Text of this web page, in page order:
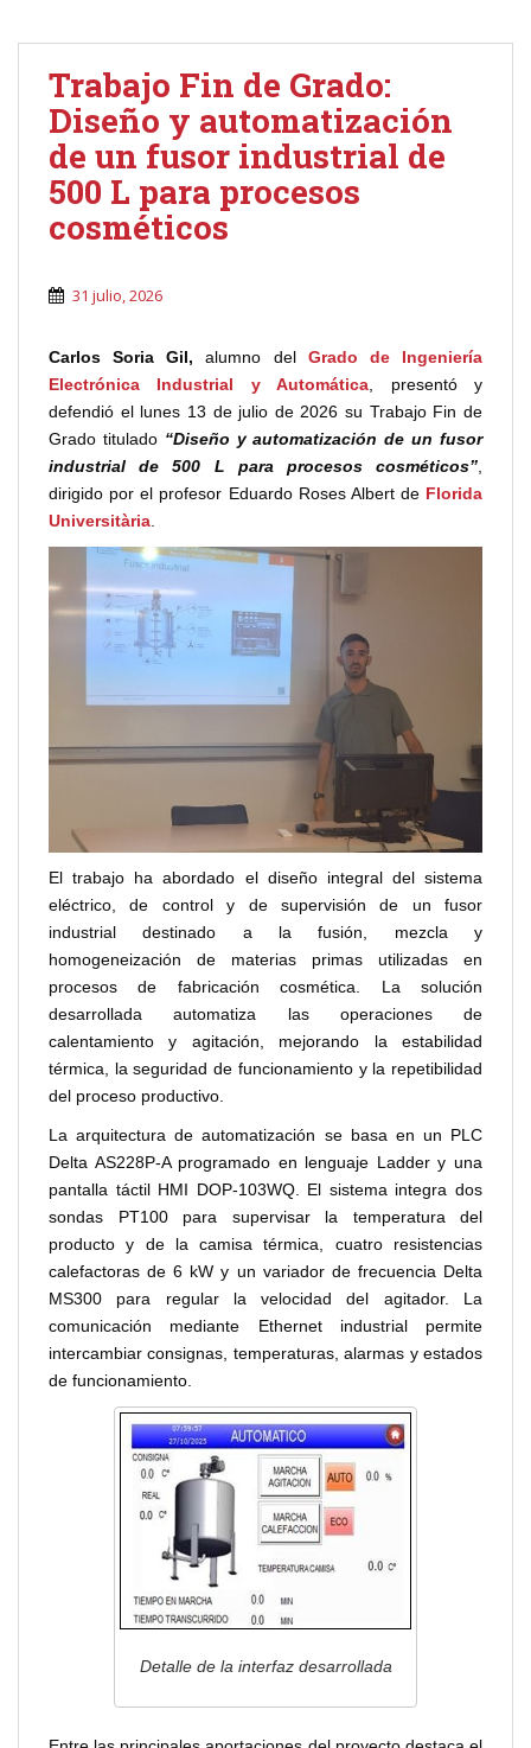
Trabajo Fin de Grado:
Diseño y automatización
de un fusor industrial de
500 L para procesos
cosméticos
31 julio, 2026
Carlos Soria Gil,alumno del Grado de Ingeniería
Electrónica Industrial y Automática , presentó y
defendió el lunes 13 de julio de 2026 su Trabajo Fin de
Grado titulado “Diseño y automatización de un fusor
industrial de 500 L para procesos cosméticos”
dirigido por el profesor Eduardo Roses Albert de Florida
Universitària
El trabajo ha abordado el diseño integral del sistema
eléctrico, de control y de supervisión de un fusor
industrial destinado a la fusión, mezcla y
homogeneización de materias primas utilizadas en
procesos de fabricación cosmética. La solución
desarrollada automatiza las operaciones de
calentamiento y agitación, mejorando la estabilidad
térmica, la seguridad de funcionamiento y la repetibilidad
del proceso productivo.
La arquitectura de automatización se basa en un PLC
Delta AS228P-A programado en lenguaje Ladder y una
pantalla táctil HMI DOP-103WQ. El sistema integra dos
sondas PT100 para supervisar la temperatura del
producto y de la camisa térmica, cuatro resistencias
calefactoras de 6 kW y un variador de frecuencia Delta
MS300 para regular la velocidad del agitador. La
comunicación mediante Ethernet industrial permite
intercambiar consignas, temperaturas, alarmas y estados
de funcionamiento.
Detalle de la interfaz desarrollada